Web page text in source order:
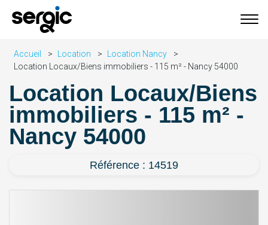
Accueil Location
Location Nancy
Location Locaux/Biens immobiliers - 115 m² - Nancy 54000
Location Locaux/Biens
immobiliers - 115 m² -
Nancy 54000
Référence : 14519